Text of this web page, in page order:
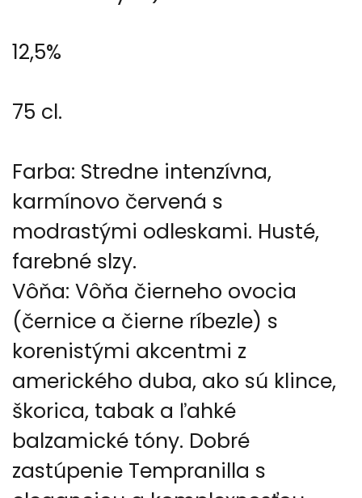
12,5%
75 cl.
Farba: Stredne intenzívna,
karmínovo červená s
modrastými odleskami. Husté,
farebné slzy.
Vôňa: Vôňa čierneho ovocia
(černice a čierne ríbezle) s
korenistými akcentmi z
amerického duba, ako sú klince,
škorica, tabak a ľahké
balzamické tóny. Dobré
zastúpenie Tempranilla s